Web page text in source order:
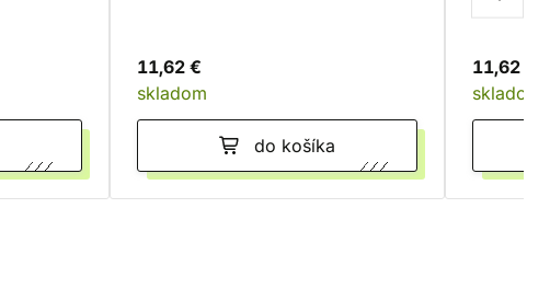
11,62 €
skladom
do košíka
11,62 €
skladom